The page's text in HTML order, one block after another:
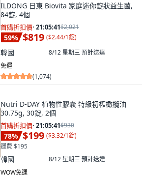
ILDONG 日東 Biovita 家庭迷你錠狀益生菌,
84錠, 4個
首購折扣價· 21:05:40$2,021
59% $819 ($2.44/1錠)
韓國 8/12 星期三預計送達
免運
(1,074)
Nutri D-DAY 植物性膠囊 特級初榨橄欖油
30.75g, 30錠, 2個
首購折扣價· 21:05:40$930
78% $199 ($3.32/1錠)
運費 $195
韓國 8/12 星期三預計送達
WOW免運